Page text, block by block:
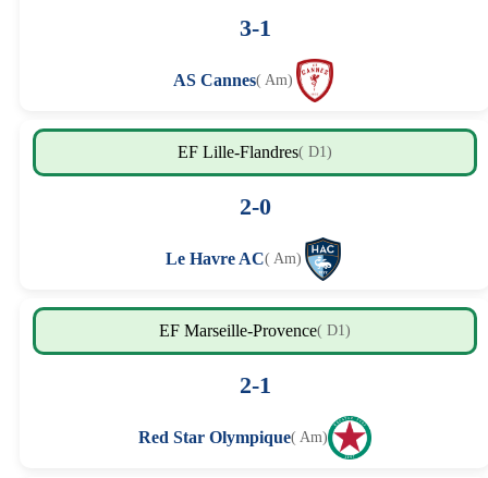
3-1
AS Cannes( Am)
EF Lille-Flandres( D1)
2-0
Le Havre AC( Am)
EF Marseille-Provence( D1)
2-1
Red Star Olympique( Am)